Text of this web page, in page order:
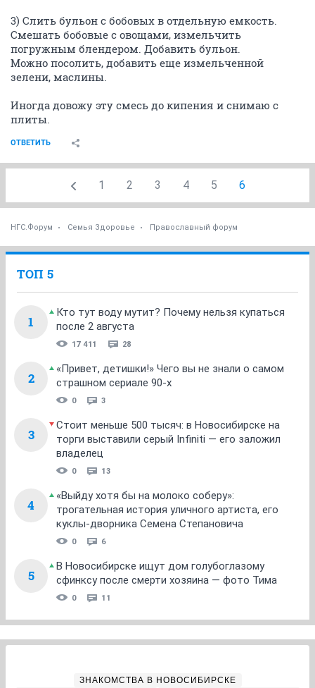
3) Слить бульон с бобовых в отдельную емкость.
Смешать бобовые с овощами, измельчить
погружным блендером. Добавить бульон.
Можно посолить, добавить еще измельченной
зелени, маслины.
Иногда довожу эту смесь до кипения и снимаю с
плиты.
ОТВЕТИТЬ
1 2 3 4 5 6
НГС.Форум Семья Здоровье Православный форум
ТОП 5
1
Кто тут воду мутит? Почему нельзя купаться
после 2 августа
17 411 28
2
«Привет, детишки!» Чего вы не знали о самом
страшном сериале 90-х
0 3
3
Стоит меньше 500 тысяч: в Новосибирске на
торги выставили серый Infiniti — его заложил
владелец
0 13
4
«Выйду хотя бы на молоко соберу»:
трогательная история уличного артиста, его
куклы-дворника Семена Степановича
0 6
5
В Новосибирске ищут дом голубоглазому
сфинксу после смерти хозяина — фото Тима
0 11
ЗНАКОМСТВА В НОВОСИБИРСКЕ